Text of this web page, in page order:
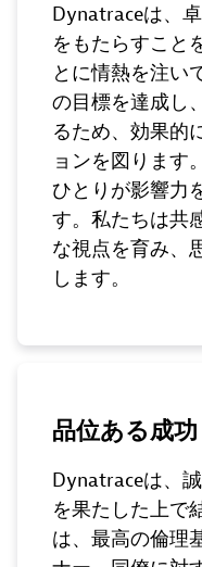
Dynatraceは、
をもたらすこと
とに情熱を注い
の目標を達成し
るため、効果的
ョンを図ります
ひとりが影響力
す。私たちは共
な視点を育み、
します。
品位ある成功
Dynatraceは、
を果たした上で
は、最高の倫理